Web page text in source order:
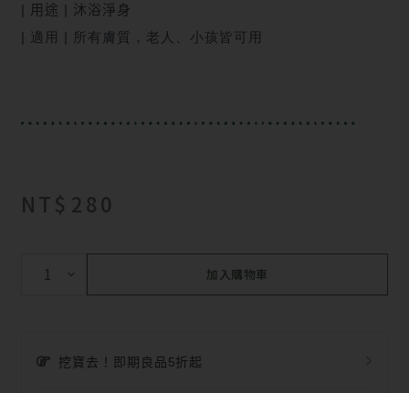
| 用途
沐浴淨身
| 適用 | 所有 膚質， 老人、小孩皆可用
NT$ 280
加入購物車
挖寶去！即期良品5折起